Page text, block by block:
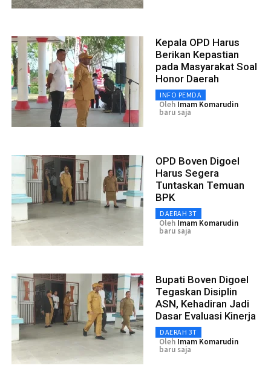
Kepala OPD Harus
Berikan Kepastian
pada Masyarakat Soal
Honor Daerah
INFO PEMDA
Oleh Imam Komarudin
baru saja
OPD Boven Digoel
Harus Segera
Tuntaskan Temuan
BPK
DAERAH 3T
Oleh Imam Komarudin
baru saja
Bupati Boven Digoel
Tegaskan Disiplin
ASN, Kehadiran Jadi
Dasar Evaluasi Kinerja
DAERAH 3T
Oleh Imam Komarudin
baru saja